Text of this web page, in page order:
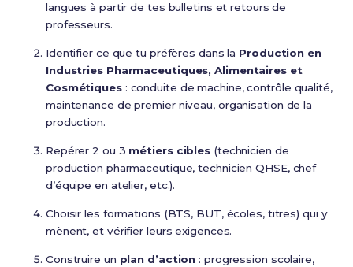
langues à partir de tes bulletins et retours de
professeurs.
Identifier ce que tu préfères dans la Production en
Industries Pharmaceutiques, Alimentaires et
Cosmétiques: conduite de machine, contrôle qualité,
maintenance de premier niveau, organisation de la
production.
Repérer 2 ou 3 métiers cibles (technicien de
production pharmaceutique, technicien QHSE, chef
d’équipe en atelier, etc.).
Choisir les formations (BTS, BUT, écoles, titres) qui y
mènent, et vérifier leurs exigences.
Construire un plan d’action : progression scolaire,